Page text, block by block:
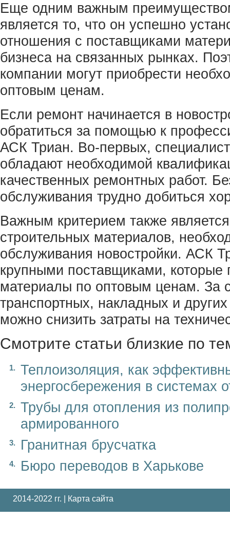
Еще одним важным
является то, что он успешно
отношения с поставщиками
бизнеса на связанных рынках.
компании могут приобрести
оптовым ценам.
Если ремонт начинается в
обратиться за помощью к
АСК Триан. Во-первых,
обладают необходимой
качественных ремонтных работ.
обслуживания трудно добиться
Важным критерием также
строительных материалов,
обслуживания новостройки. АСК
крупными поставщиками, которые
материалы по оптовым ценам. За
транспортных, накладных и
можно снизить затраты на
Смотрите статьи близкие по
Теплоизоляция, как
энергосбережения в системах
Трубы для отопления из
армированного
Гранитная брусчатка
Бюро переводов в Харькове
2014-2022 гг. | Карта сайта